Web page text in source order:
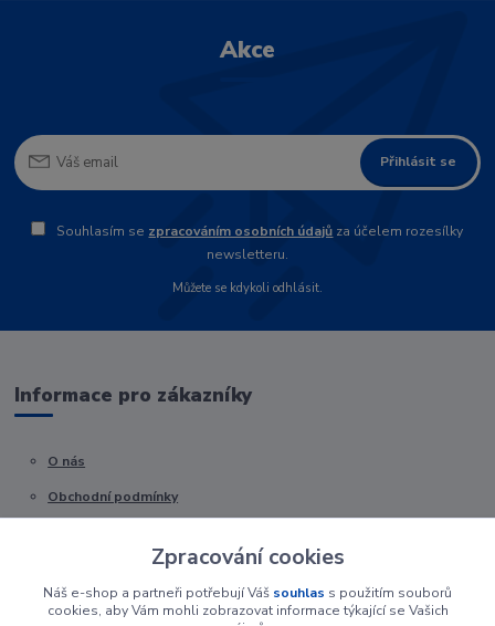
Akce
Přihlásit se
Souhlasím se zpracováním osobních údajů za účelem rozesílky
newsletteru.
Můžete se kdykoli odhlásit.
Informace pro zákazníky
O nás
Obchodní podmínky
Zpracování cookies
Náš e-shop a partneři potřebují Váš souhlas s použitím souborů
cookies, aby Vám mohli zobrazovat informace týkající se Vašich